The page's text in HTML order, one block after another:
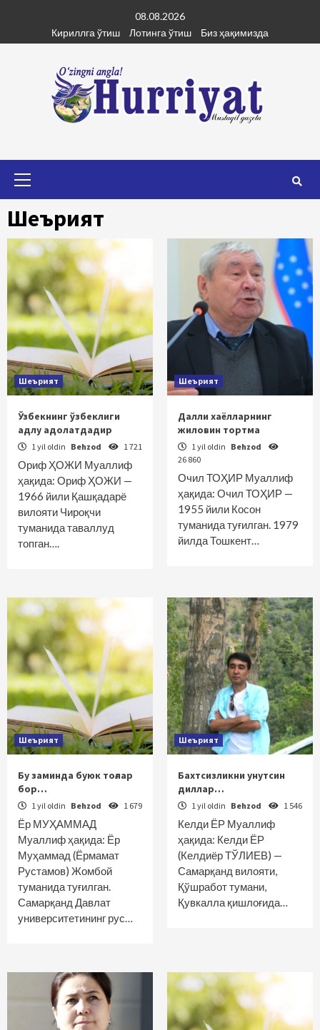
content
08.08.2026
Кириллга ўтиш
Лотинга ўтиш Биз ҳақимизда
Шеърият
Шеърият
Ўзбекнинг ўзбеклиги
адлу адолатдадир
1 yil oldin Behzod 1 721
Ориф ҲОЖИ Муаллиф
ҳақида: Ориф ҲОЖИ —
1966 йили Қашқадарё
вилояти Чироқчи
туманида таваллуд
топган….
Шеърият
Далли хаёлларнинг
жиловин тортма
1 yil oldin Behzod
26 860
Очил ТОҲИР Муаллиф
ҳақида: Очил ТОҲИР —
1955 йили Косон
туманида туғилган. 1979
йилда Тошкент…
Шеърият
Бу заминда буюк тоғлар
бор…
1 yil oldin Behzod 1 679
Ёр МУҲАММАД
Муаллиф ҳақида: Ёр
Муҳаммад (Ёрмамат
Рустамов) Жомбой
туманида туғилган.
Самарқанд Давлат
университетининг рус…
Шеърият
Бахтсизликни унутсин
диллар…
1 yil oldin Behzod 1 546
Келди ЁР Муаллиф
ҳақида: Келди ЁР
(Келдиёр ТЎЛИЕВ) —
Самарқанд вилояти,
Қўшработ тумани,
Қувкалла қишлоғида…